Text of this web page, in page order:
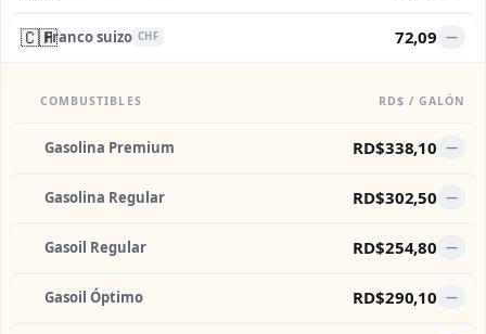
🇨🇭Franco suizo CHF 72,09 —
COMBUSTIBLES RD$ / GALÓN
Gasolina Premium RD$338,10 —
Gasolina Regular RD$302,50 —
Gasoil Regular RD$254,80 —
Gasoil Óptimo RD$290,10 —